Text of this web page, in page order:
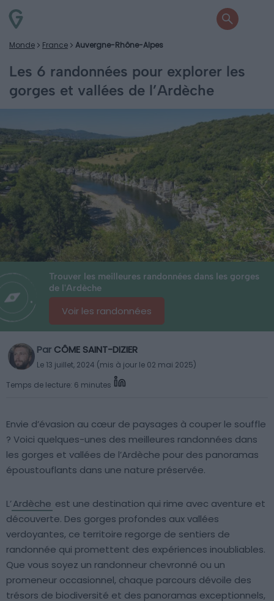
Monde France Auvergne-Rhône-Alpes
Les 6 randonnées pour explorer les
gorges et vallées de l’Ardèche
Trouver les meilleures randonnées dans les gorges
de l'Ardèche
Voir les randonnées
Par CÔME SAINT-DIZIER
Le 13 juillet, 2024 (mis à jour le 02 mai 2025)
Temps de lecture: 6 minutes
Envie d’évasion au cœur de paysages à couper le souffle
? Voici quelques-unes des meilleures randonnées dans
les gorges et vallées de l’Ardèche pour des panoramas
époustouflants dans une nature préservée.
L’Ardèche est une destination qui rime avec aventure et
découverte. Des gorges profondes aux vallées
verdoyantes, ce territoire regorge de sentiers de
randonnée qui promettent des expériences inoubliables.
Que vous soyez un randonneur chevronné ou un
promeneur occasionnel, chaque parcours dévoile des
trésors de biodiversité et des panoramas exceptionnels,